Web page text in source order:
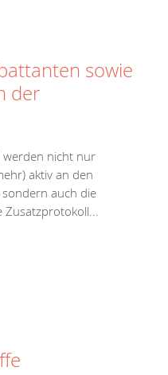
sowie
der
werden nicht nur
aktiv an den
auch die
Zusatzprotokoll...